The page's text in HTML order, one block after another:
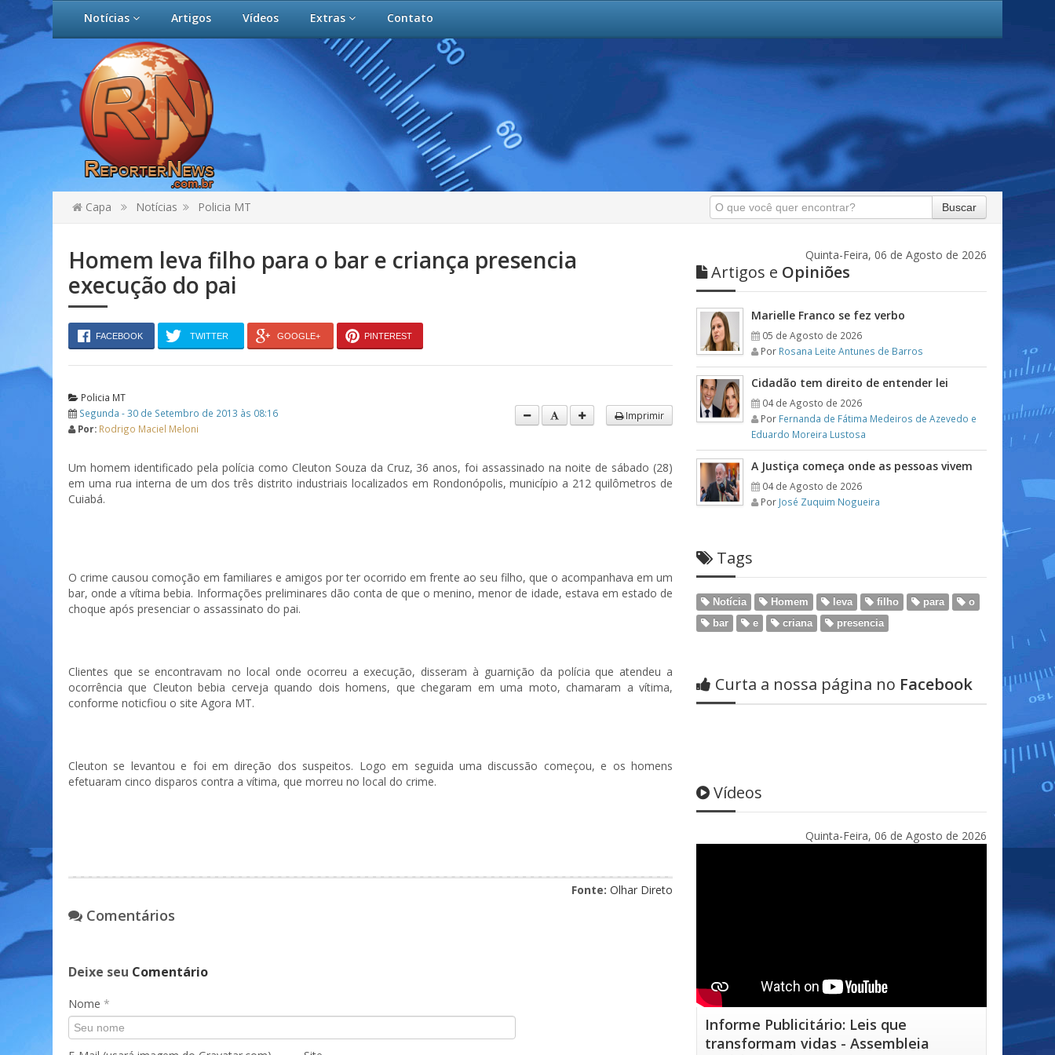
Notícias Artigos Vídeos Extras Contato
Capa Notícias Policia MT Buscar
Homem leva filho para o bar e criança presencia
execução do pai
FACEBOOK TWITTER GOOGLE+ PINTEREST
Policia MT
Segunda - 30 de Setembro de 2013 às 08:16
Por: Rodrigo Maciel Meloni
Imprimir
Um homem identificado pela polícia como Cleuton Souza da Cruz, 36 anos, foi assassinado na noite de sábado (28)
em uma rua interna de um dos três distrito industriais localizados em Rondonópolis, município a 212 quilômetros de
Cuiabá.
O crime causou comoção em familiares e amigos por ter ocorrido em frente ao seu filho, que o acompanhava em um
bar, onde a vítima bebia. Informações preliminares dão conta de que o menino, menor de idade, estava em estado de
choque após presenciar o assassinato do pai.
Clientes que se encontravam no local onde ocorreu a execução, disseram à guarnição da polícia que atendeu a
ocorrência que Cleuton bebia cerveja quando dois homens, que chegaram em uma moto, chamaram a vítima,
conforme noticfiou o site Agora MT.
Cleuton se levantou e foi em direção dos suspeitos. Logo em seguida uma discussão começou, e os homens
efetuaram cinco disparos contra a vítima, que morreu no local do crime.
Fonte: Olhar Direto
Comentários
Deixe seu Comentário
Nome *
Quinta-Feira, 06 de Agosto de 2026
Artigos e Opiniões
Marielle Franco se fez verbo
05 de Agosto de 2026
Por Rosana Leite Antunes de Barros
Cidadão tem direito de entender lei
04 de Agosto de 2026
Por Fernanda de Fátima Medeiros de Azevedo e
Eduardo Moreira Lustosa
A Justiça começa onde as pessoas vivem
04 de Agosto de 2026
Por José Zuquim Nogueira
Tags
Notícia Homem leva filho para
o
bar
e criana presencia
Curta a nossa página no Facebook
Vídeos
Quinta-Feira, 06 de Agosto de 2026
Informe Publicitário: Leis que
transformam vidas - Assembleia